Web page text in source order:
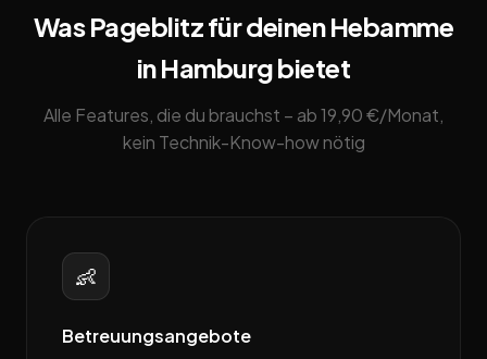
Was Pageblitz für deinen Hebamme
in Hamburg bietet
Alle Features, die du brauchst – ab 19,90 €/Monat,
kein Technik-Know-how nötig
👶
Betreuungsangebote